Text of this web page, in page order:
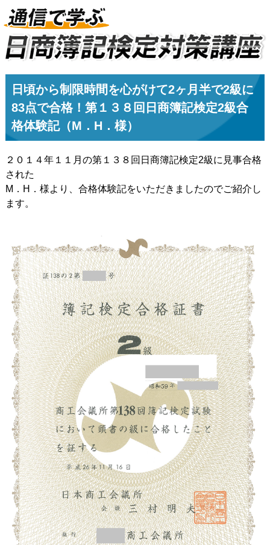
日頃から制限時間を心がけて2ヶ月半で2級に
83点で合格！第１３８回日商簿記検定2級合
格体験記（M．H．様）
２０１４年１１月の第１３８回日商簿記検定2級に見事合格
された
M．H．様より、合格体験記をいただきましたのでご紹介し
ます。